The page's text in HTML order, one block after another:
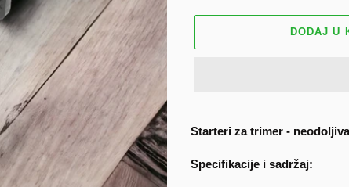
DODAJ U
proizvoda
košaricu
Starteri za trimer -
Specifikacije i sadržaj: